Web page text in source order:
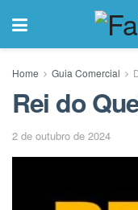
Home Guia Comercial
Rei do
2 de outubro de 2024